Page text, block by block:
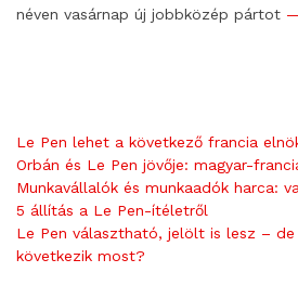
néven vasárnap új jobbközép pártot
Le Pen lehet a következő francia
Orbán és Le Pen jövője: magyar-
Munkavállalók és munkaadók harca:
5 állítás a Le Pen-ítéletről
Le Pen választható, jelölt is lesz –
következik most?